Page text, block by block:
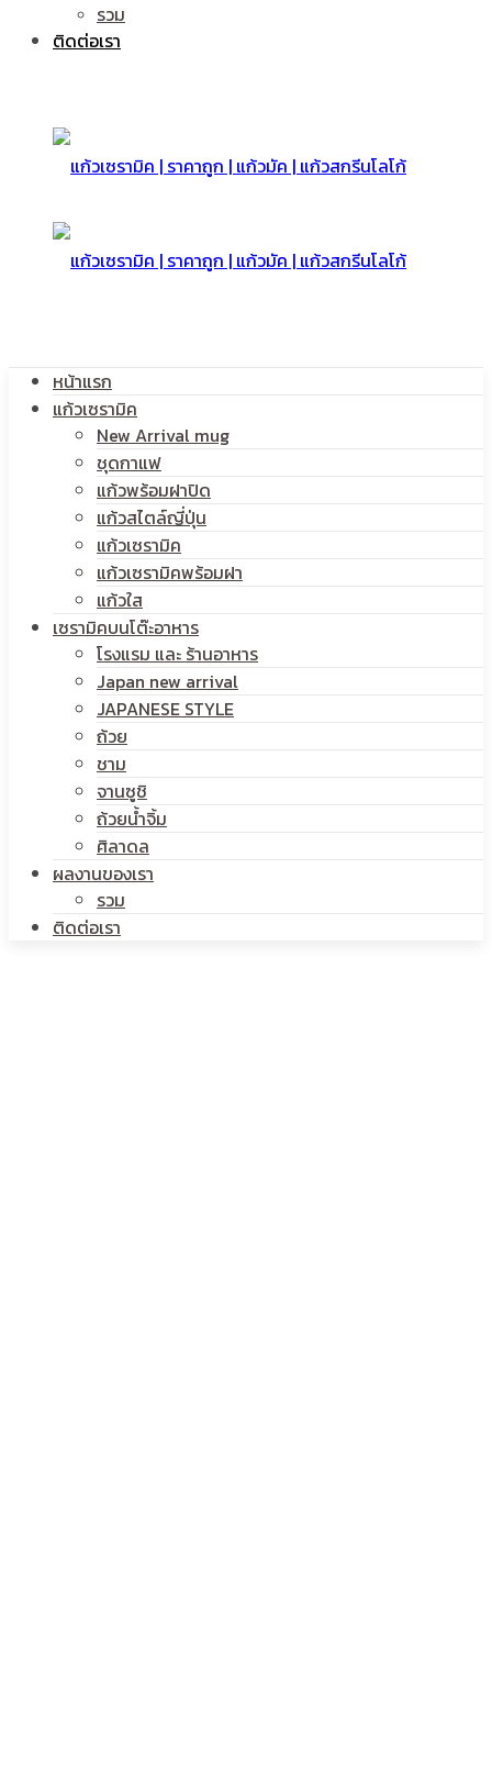
แก้ว
สกรีน
|
แก้ว
สกรีน
รวม
ติดต่อเรา
หน้าแรก
แก้วเซรามิค
New Arrival mug
ชุดกาแฟ
แก้วพร้อมฝาปิด
แก้วสไตล์ญี่ปุ่น
แก้วเซรามิค
แก้วเซรามิคพร้อมฝา
แก้วใส
เซรามิคบนโต๊ะอาหาร
โรงแรม และ ร้านอาหาร
Japan new arrival
JAPANESE STYLE
ถ้วย
ชาม
จานซูชิ
ถ้วยน้ำจิ้ม
ศิลาดล
ผลงานของเรา
รวม
ติดต่อเรา